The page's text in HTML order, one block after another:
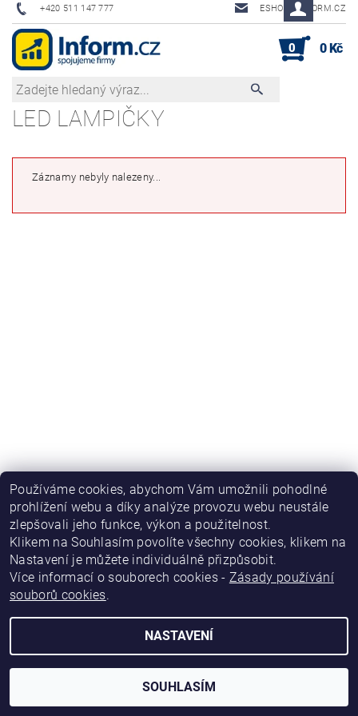
+420 511 147 777 ESHOP@INFORM.CZ
0 0 Kč
LED LAMPIČKY
Záznamy nebyly nalezeny...
Obchodní podmínky | Podmínky ochrany osobních údajů
Napište nám | Katalog firem Inform.cz
2026 © eshop.inform.cz, všechna práva vyhrazena
Vytvořil Shoptet
Používáme cookies, abychom Vám umožnili pohodlné
prohlížení webu a díky analýze provozu webu neustále
zlepšovali jeho funkce, výkon a použitelnost.
Klikem na Souhlasím povolíte všechny cookies, klikem na
Nastavení je můžete individuálně přizpůsobit.
Více informací o souborech cookies - Zásady používání
souborů cookies.
NASTAVENÍ
SOUHLASÍM